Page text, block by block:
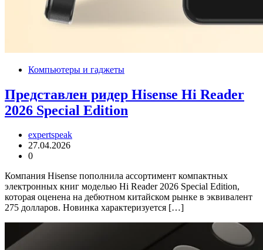
Компьютеры и гаджеты
Представлен ридер Hisense Hi Reader
2026 Special Edition
expertspeak
27.04.2026
0
Компания Hisense пополнила ассортимент компактных
электронных книг моделью Hi Reader 2026 Special Edition,
которая оценена на дебютном китайском рынке в эквивалент
275 долларов. Новинка характеризуется […]